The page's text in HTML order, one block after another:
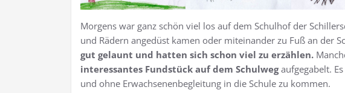
Morgens war ganz schön viel los auf dem Schulhof der
und Rädern angedüst kamen oder miteinander zu Fuß an der
gut gelaunt und hatten sich schon viel zu erzählen.
interessantes Fundstück auf dem Schulwegaufgegabelt.
und ohne Erwachsenenbegleitung in die Schule zu kommen.